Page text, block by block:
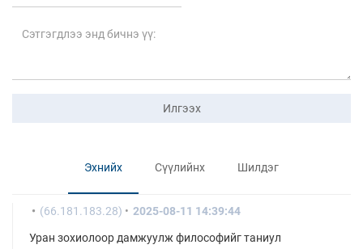
Илгээх
Эхнийх Сүүлийнх Шилдэг
(66.181.183.28) 2025-08-11 14:39:44
Уран зохиолоор дамжуулж философийг таниул